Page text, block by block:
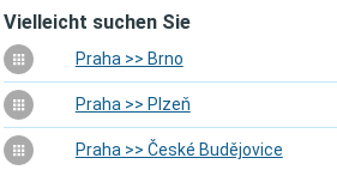
Vielleicht suchen Sie
Praha >> Brno
Praha >> Plzeň
Praha >> České Budějovice